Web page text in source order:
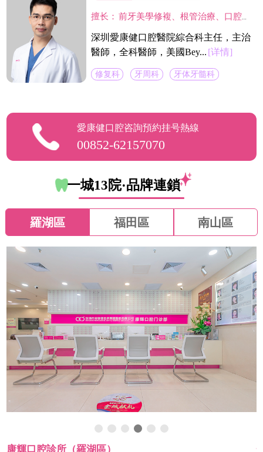
擅长： 前牙美學修複、根管治療、口腔修複、美容修複等。不僅熟練掌握口腔牙體、牙髓、牙周治療等常見疾病的治療，並在牙齒美白技術上獨具壹格，對修複各種色素牙、氟斑牙、四環素牙、黃牙等有豐富經驗。
深圳愛康健口腔醫院綜合科主任，主治
醫師，全科醫師，美國Bey... [详情]
修复科 牙周科 牙体牙髓科
愛康健口腔咨詢預約挂号熱線
00852-62157070
一城13院·品牌連鎖
羅湖區 福田區 南山區
康輝口腔診所（羅湖區）